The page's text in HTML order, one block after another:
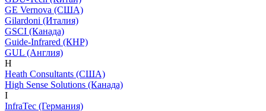
GE Vernova (США)
Gilardoni (Италия)
GSCI (Канада)
Guide-Infrared (КНР)
GUL (Англия)
H
Heath Consultants (США)
High Sense Solutions (Канада)
I
InfraTec (Германия)